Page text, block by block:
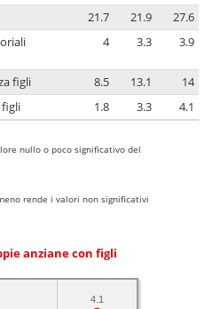
21.7 21.9
27.6
4 3.3 3.9
figli 8.5 13.1
14
figli
1.8 3.3 4.1
nullo o poco significativo del
rende i valori non significativi
anziane con figli
4.1